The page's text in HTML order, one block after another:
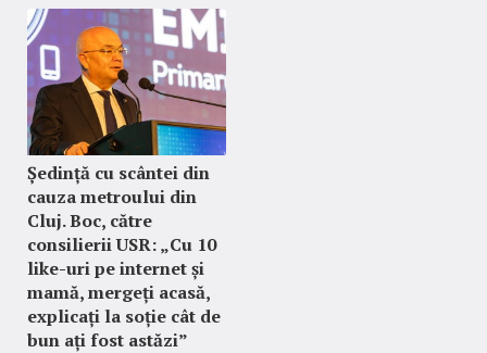
Ședință cu scântei din
cauza metroului din
Cluj. Boc, către
consilierii USR: „Cu 10
like-uri pe internet și
mamă, mergeți acasă,
explicați la soție cât de
bun ați fost astăzi”